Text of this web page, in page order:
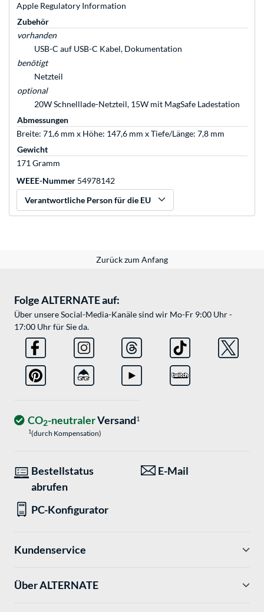
Apple Regulatory Information
Zubehör
vorhanden
USB-C auf USB-C Kabel, Dokumentation
benötigt
Netzteil
optional
20W Schnelllade-Netzteil, 15W mit MagSafe Ladestation
Abmessungen
Breite: 71,6 mm x Höhe: 147,6 mm x Tiefe/Länge: 7,8 mm
Gewicht
171 Gramm
WEEE-Nummer 54978142
Verantwortliche Person für die EU
Zurück zum Anfang
Folge ALTERNATE auf:
Über unsere Social-Media-Kanäle sind wir Mo-Fr 9:00 Uhr -
17:00 Uhr für Sie da.
CO2-neutralerVersand1
1(durch Kompensation)
Bestellstatus
abrufen
E-Mail
PC-Konfigurator
Kundenservice
Über ALTERNATE